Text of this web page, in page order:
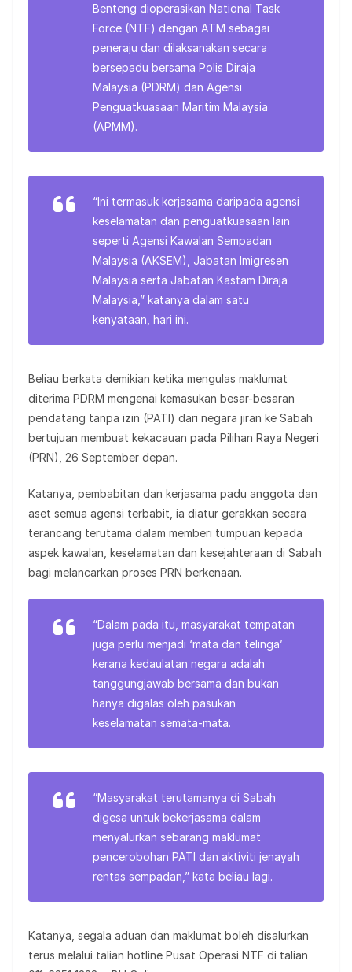
Benteng dioperasikan National Task
Force (NTF) dengan ATM sebagai
peneraju dan dilaksanakan secara
bersepadu bersama Polis Diraja
Malaysia (PDRM) dan Agensi
Penguatkuasaan Maritim Malaysia
(APMM).
“Ini termasuk kerjasama daripada agensi
keselamatan dan penguatkuasaan lain
seperti Agensi Kawalan Sempadan
Malaysia (AKSEM), Jabatan Imigresen
Malaysia serta Jabatan Kastam Diraja
Malaysia,” katanya dalam satu
kenyataan, hari ini.
Beliau berkata demikian ketika mengulas maklumat
diterima PDRM mengenai kemasukan besar-besaran
pendatang tanpa izin (PATI) dari negara jiran ke Sabah
bertujuan membuat kekacauan pada Pilihan Raya Negeri
(PRN), 26 September depan.
Katanya, pembabitan dan kerjasama padu anggota dan
aset semua agensi terbabit, ia diatur gerakkan secara
terancang terutama dalam memberi tumpuan kepada
aspek kawalan, keselamatan dan kesejahteraan di Sabah
bagi melancarkan proses PRN berkenaan.
“Dalam pada itu, masyarakat tempatan
juga perlu menjadi ‘mata dan telinga’
kerana kedaulatan negara adalah
tanggungjawab bersama dan bukan
hanya digalas oleh pasukan
keselamatan semata-mata.
“Masyarakat terutamanya di Sabah
digesa untuk bekerjasama dalam
menyalurkan sebarang maklumat
pencerobohan PATI dan aktiviti jenayah
rentas sempadan,” kata beliau lagi.
Katanya, segala aduan dan maklumat boleh disalurkan
terus melalui talian hotline Pusat Operasi NTF di talian